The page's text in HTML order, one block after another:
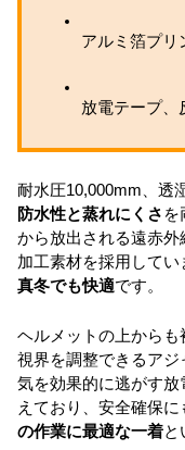
アルミ箔プリ
放電テープ、
耐水圧10,000mm、透
防水性と蒸れにくさ を
から放出される遠赤外
加工素材を採用してい
真冬でも快適です。
ヘルメットの上からも
視界を調整できるア
気を効果的に逃がす
えており、安全確保に
の作業に最適な一着と